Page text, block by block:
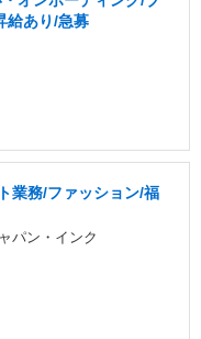
給あり/急募
業務/ファッション/福
パン・インク